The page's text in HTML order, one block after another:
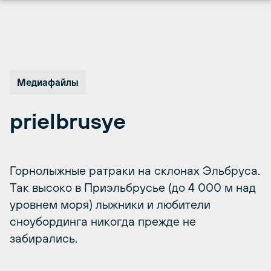
Медиафайлы
prielbrusye
Горнолыжные ратраки на склонах Эльбруса.
Так высоко в Приэльбрусье (до 4 000 м над
уровнем моря) лыжники и любители
сноубординга никогда прежде не
забирались.